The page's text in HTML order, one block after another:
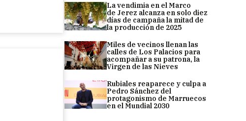
La vendimia en el Marco
de Jerez alcanza en solo diez
días de campaña la mitad de
la producción de 2025
Miles de vecinos llenan las
calles de Los Palacios para
acompañar a su patrona, la
Virgen de las Nieves
Rubiales reaparece y culpa a
Pedro Sánchez del
protagonismo de Marruecos
en el Mundial 2030